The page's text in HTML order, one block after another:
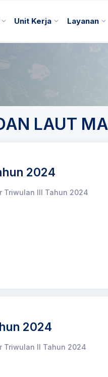
Unit Kerja Layanan
LAUT
2024
Triwulan III Tahun 2024
2024
Triwulan II Tahun 2024